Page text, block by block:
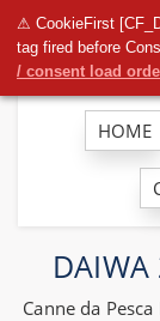
⚠ CookieFirst
tag fired before
/ consent load
HOME
DAIWA
Canne da